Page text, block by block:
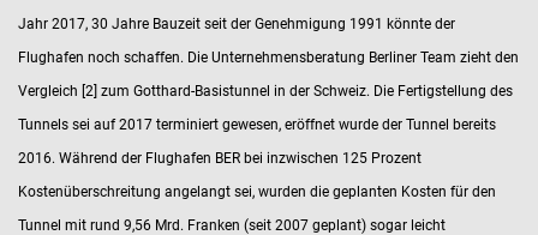
Jahr 2017, 30 Jahre Bauzeit seit der Genehmigung 1991 könnte der
Flughafen noch schaffen. Die Unternehmensberatung Berliner Team zieht den
Vergleich [2] zum Gotthard-Basistunnel in der Schweiz. Die Fertigstellung des
Tunnels sei auf 2017 terminiert gewesen, eröffnet wurde der Tunnel bereits
2016. Während der Flughafen BER bei inzwischen 125 Prozent
Kostenüberschreitung angelangt sei, wurden die geplanten Kosten für den
Tunnel mit rund 9,56 Mrd. Franken (seit 2007 geplant) sogar leicht